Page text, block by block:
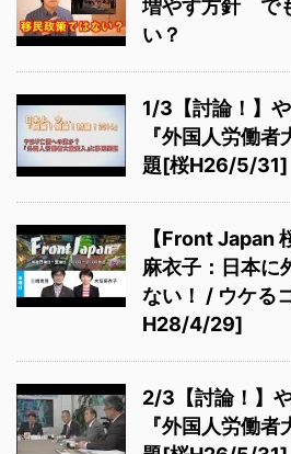
増やす方針 で
い？
1/3【討論！】
『外国人労働
題[桜H26/5/31]
【Front Japan
麻衣子：日本に
ない！ / ウケる
H28/4/29]
2/3【討論！】
『外国人労働